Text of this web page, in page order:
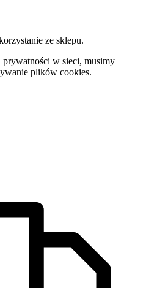
ze sklepu.
w sieci, musimy
plików cookies.